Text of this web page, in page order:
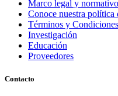
Marco legal y normativo
Conoce nuestra política
Términos y
Investigación
Educación
Proveedores
Contacto